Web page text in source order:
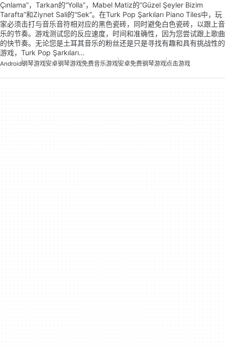
Çınlama”，Tarkan的“Yolla”，Mabel Matiz的“Güzel Şeyler Bizim
Tarafta”和Ziynet Sali的“Sek”。在Turk Pop Şarkıları Piano Tiles中，玩
家必须击打与音乐音符相对应的黑色瓷砖，同时避免白色瓷砖，以跟上音
乐的节奏。游戏测试您的反应速度，时间和准确性，因为您尝试跟上歌曲
的快节奏。无论您是土耳其音乐的粉丝还是只是寻找有趣和具有挑战性的
游戏，Turk Pop Şarkıları…
Android钢琴游戏安卓钢琴游戏免费音乐游戏安卓免费钢琴游戏点击游戏